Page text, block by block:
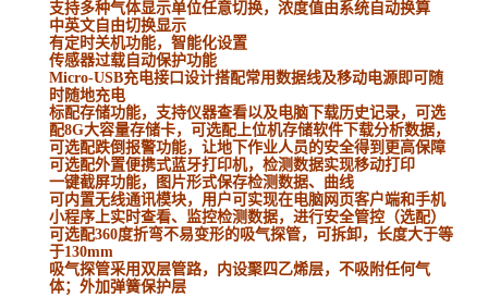
支持多种气体显示单位任意切换，浓度值由系统自动换算
中英文自由切换显示
有定时关机功能，智能化设置
传感器过载自动保护功能
Micro-USB充电接口设计搭配常用数据线及移动电源即可随
时随地充电
标配存储功能，支持仪器查看以及电脑下载历史记录，可选
配8G大容量存储卡，可选配上位机存储软件下载分析数据，
可选配跌倒报警功能，让地下作业人员的安全得到更高保障
可选配外置便携式蓝牙打印机，检测数据实现移动打印
一键截屏功能，图片形式保存检测数据、曲线
可内置无线通讯模块，用户可实现在电脑网页客户端和手机
小程序上实时查看、监控检测数据，进行安全管控（选配）
可选配360度折弯不易变形的吸气探管，可拆卸，长度大于等
于130mm
吸气探管采用双层管路，内设聚四乙烯层，不吸附任何气
体；外加弹簧保护层